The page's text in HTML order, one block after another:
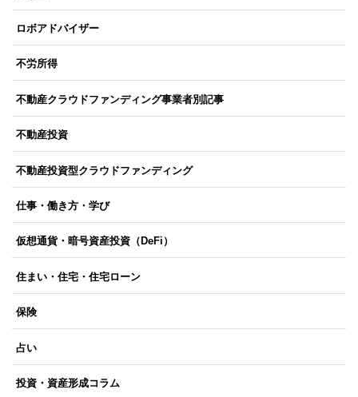
ロボアドバイザー
不労所得
不動産クラウドファンディング事業者別記事
不動産投資
不動産投資型クラウドファンディング
仕事・働き方・学び
仮想通貨・暗号資産投資（DeFi）
住まい・住宅・住宅ローン
保険
占い
投資・資産形成コラム